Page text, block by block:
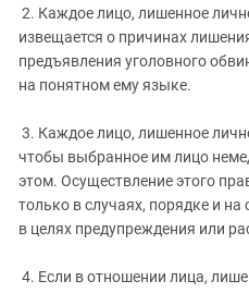
2. Каждое лицо, лишенное
извещается о причинах
предъявления уголовного
на понятном ему языке.
3. Каждое лицо, лишенное
чтобы выбранное им лицо
этом. Осуществление этого
только в случаях, порядке и
в целях предупреждения или
4. Если в отношении лица,